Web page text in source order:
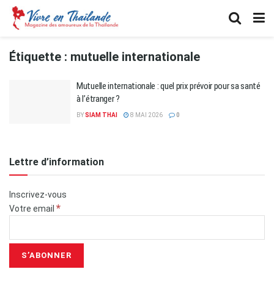
Étiquette : mutuelle internationale
Mutuelle internationale : quel prix prévoir pour sa santé
à l’étranger ?
BYSIAM THAI 8 MAI 2026 0
Lettre d’information
Inscrivez-vous
Votre email *